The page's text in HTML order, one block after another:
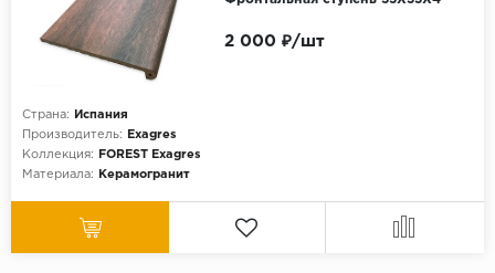
Страна:
Испания
Производитель:
Exagres
Коллекция:
FOREST Exagres
Материала:
Керамогранит
2 000 ₽/шт